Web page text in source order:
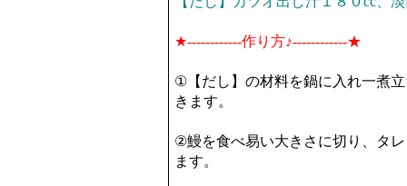
★------------作り方♪------------★
①【だし】の材料を鍋に入れ一煮
きます。
②鰻を食べ易い大きさに切り、タ
ます。